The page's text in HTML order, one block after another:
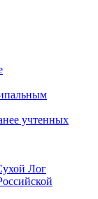
учтенных
Лог